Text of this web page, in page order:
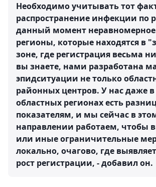
Необходимо учитывать тот
распространение инфекции по
данный момент неравномерное.
регионы, которые находятся в
зоне, где регистрация весьма
вы знаете, нами разработана
эпидситуации не только
районных центров. У нас даже
областных регионах есть
показателям, и мы сейчас в
направлении работаем, чтобы
или иные ограничительные
локально, очагово, где
рост регистрации, - добавил он.